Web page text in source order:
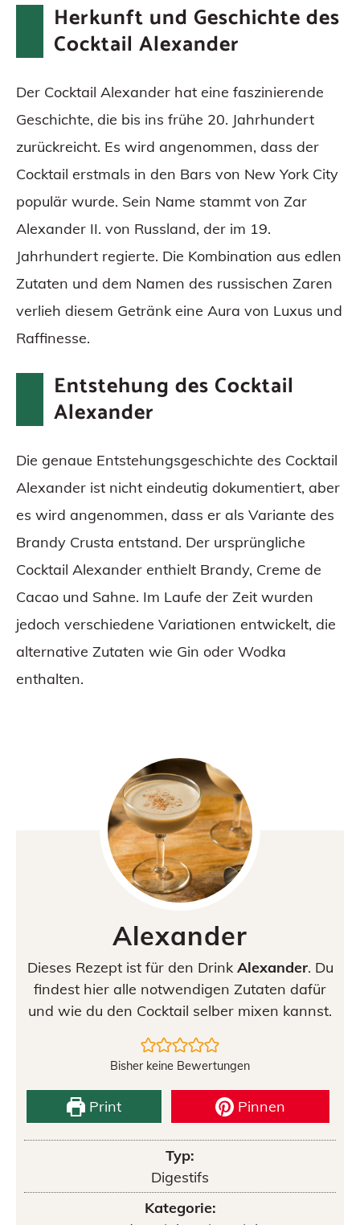
Herkunft und Geschichte des
Cocktail Alexander
Der Cocktail Alexander hat eine faszinierende
Geschichte, die bis ins frühe 20. Jahrhundert
zurückreicht. Es wird angenommen, dass der
Cocktail erstmals in den Bars von New York City
populär wurde. Sein Name stammt von Zar
Alexander II. von Russland, der im 19.
Jahrhundert regierte. Die Kombination aus edlen
Zutaten und dem Namen des russischen Zaren
verlieh diesem Getränk eine Aura von Luxus und
Raffinesse.
Entstehung des Cocktail
Alexander
Die genaue Entstehungsgeschichte des Cocktail
Alexander ist nicht eindeutig dokumentiert, aber
es wird angenommen, dass er als Variante des
Brandy Crusta entstand. Der ursprüngliche
Cocktail Alexander enthielt Brandy, Creme de
Cacao und Sahne. Im Laufe der Zeit wurden
jedoch verschiedene Variationen entwickelt, die
alternative Zutaten wie Gin oder Wodka
enthalten.
Alexander
Dieses Rezept ist für den Drink Alexander. Du
findest hier alle notwendigen Zutaten dafür
und wie du den Cocktail selber mixen kannst.
Bisher keine Bewertungen
Print Pinnen
Typ:
Digestifs
Kategorie: